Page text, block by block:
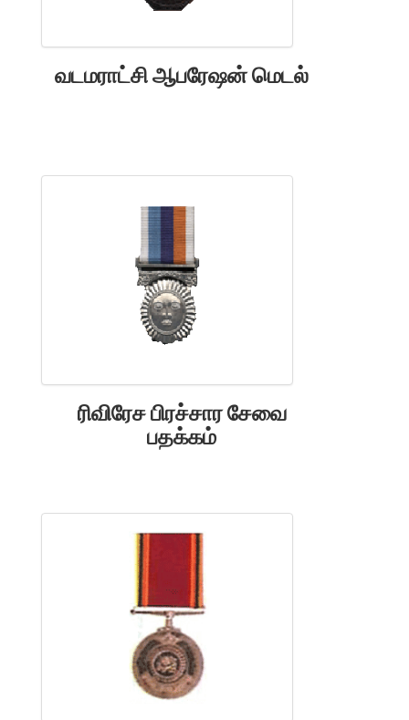
வடமராட்சி ஆபரேஷன் மெடல்
ரிவிரேச பிரச்சார சேவை
பதக்கம்